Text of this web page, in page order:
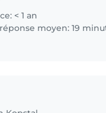
< 1 an
moyen: 19